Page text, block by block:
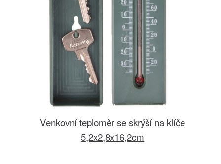
Venkovní teploměr se skrýší na klíče
5,2x2,8x16,2cm